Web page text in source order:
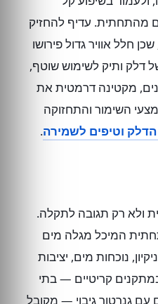
מהתחתית. עדיף להחזיק
חלל אוויר גדול פירושו
דלק ותיק לשימוש שוטף,
מקטינה דרמטית את
השימור והתחזוקה
הדלק וטיפים לשמירה.
ולא רק תגובה לתקלה.
המיכל מגלה מים
נוכחות מים, יציבות
במתקנים קריטיים — בתי
גנרטור גיבוי — מקובל